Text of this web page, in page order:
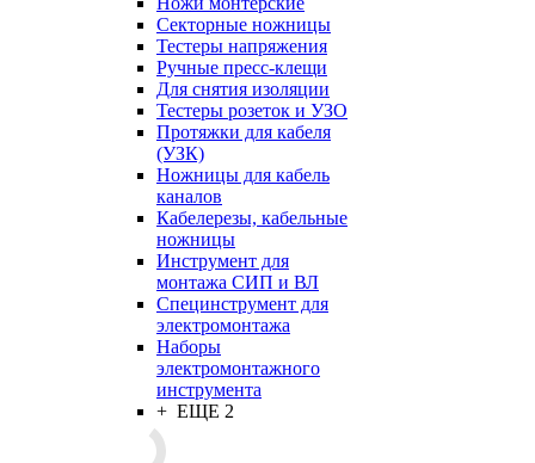
Секторные ножницы
Тестеры напряжения
Ручные пресс-клещи
Для снятия изоляции
Тестеры розеток и УЗО
Протяжки для кабеля
(УЗК)
Ножницы для кабель
каналов
Кабелерезы, кабельные
ножницы
Инструмент для
монтажа СИП и ВЛ
Специнструмент для
электромонтажа
Наборы
электромонтажного
инструмента
+ ЕЩЕ 2